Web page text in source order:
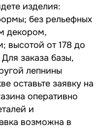
изделия:
без рельефных
декором,
высотой от 178 до
заказа базы,
лепнины
оставьте заявку на
оперативно
и
возможна в